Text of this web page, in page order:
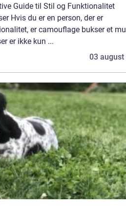
Guide til Stil og Funktionalitet
Hvis du er en person, der er
er camouflage bukser et
er ikke kun ...
03 august